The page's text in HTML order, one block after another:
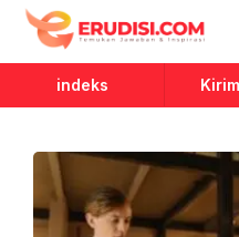
Erudisi
Temukan Jawaban dan
indeks